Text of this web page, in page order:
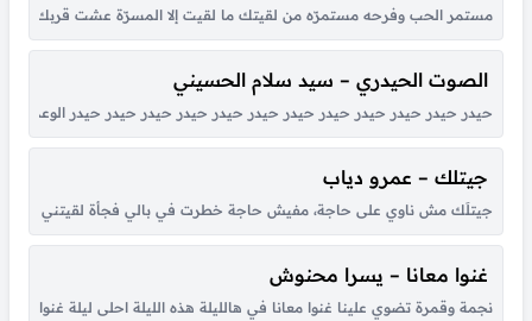
مستمر الحب وفرحه مستمرّه من لقيتك ما لقيت إلا المسرّة عشت قربك
الصوت الحيدري – سيد سلام الحسيني
حيدر حيدر حيدر حيدر حيدر حيدر حيدر حيدر حيدر حيدر حيدر حيدر الوعد
جيتلك – عمرو دياب
جيتلَك مش ناوي على حاجة، مفيش حاجة خطرت في بالي فجأة لقيتني قدام
غنوا معانا – يسرا محنوش
نجمة وقمرة تضوي علينا غنوا معانا في هالليلة هذه الليلة احلى ليلة غنوا معانا